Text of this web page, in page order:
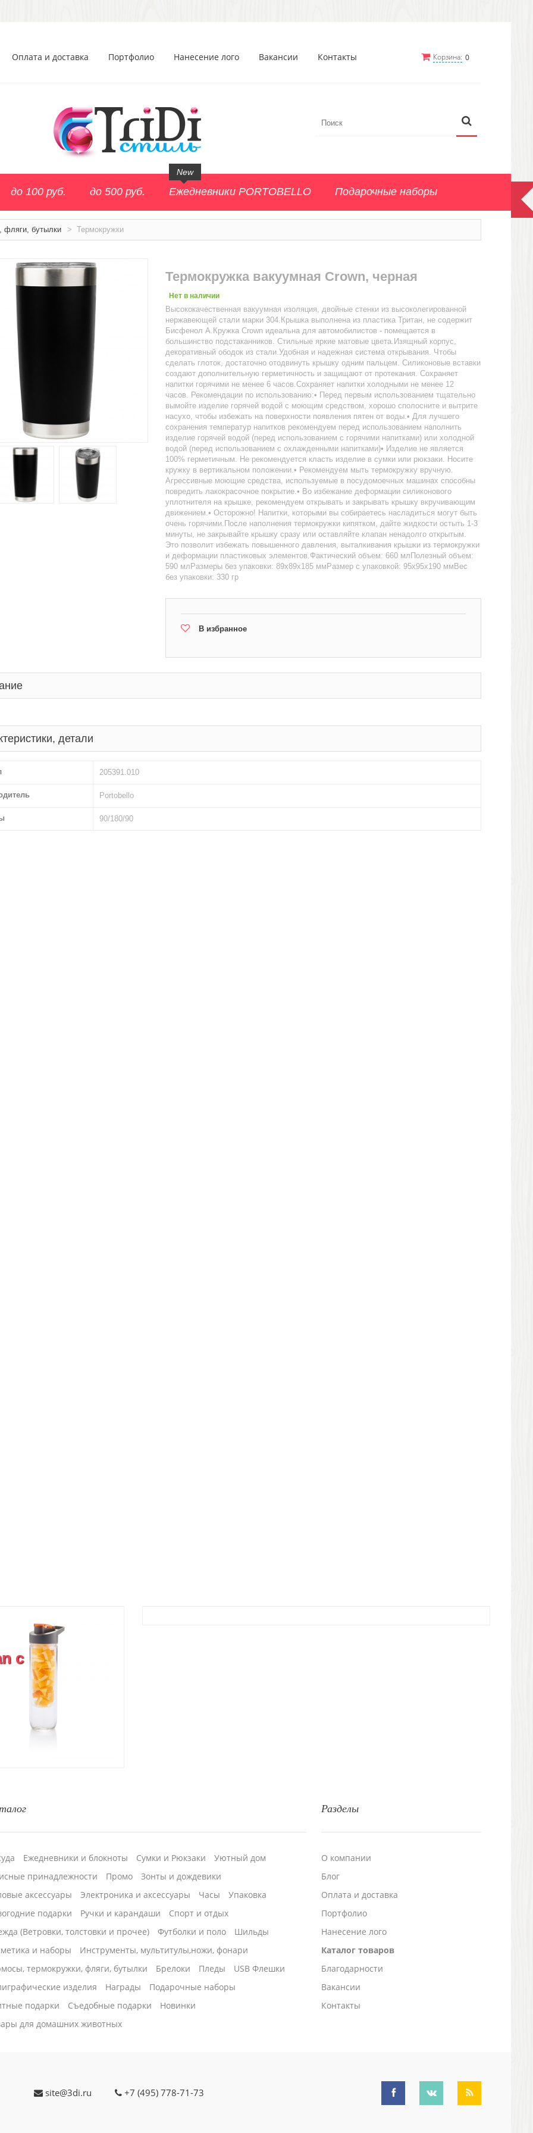
Корзина: 0
Оплата и доставка Портфолио Нанесение лого Вакансии Контакты
до 100 руб. до 500 руб. Ежедневники PORTOBELLO
New
Подарочные наборы
фляги, бутылки > Термокружки
Термокружка вакуумная Crown, черная
Нет в наличии
Высококачественная вакуумная изоляция, двойные стенки из высоколегированной
нержавеющей стали марки 304.Крышка выполнена из пластика Тритан, не содержит
Бисфенол А.Кружка Crown идеальна для автомобилистов - помещается в
большинство подстаканников. Стильные яркие матовые цвета.Изящный корпус,
декоративный ободок из стали.Удобная и надежная система открывания. Чтобы
сделать глоток, достаточно отодвинуть крышку одним пальцем. Силиконовые вставки
создают дополнительную герметичность и защищают от протекания. Сохраняет
напитки горячими не менее 6 часов.Сохраняет напитки холодными не менее 12
часов. Рекомендации по использованию:• Перед первым использованием тщательно
вымойте изделие горячей водой с моющим средством, хорошо сполосните и вытрите
насухо, чтобы избежать на поверхности появления пятен от воды.• Для лучшего
сохранения температур напитков рекомендуем перед использованием наполнить
изделие горячей водой (перед использованием с горячими напитками) или холодной
водой (перед использованием с охлажденными напитками)• Изделие не является
100% герметичным. Не рекомендуется класть изделие в сумки или рюкзаки. Носите
кружку в вертикальном положении.• Рекомендуем мыть термокружку вручную.
Агрессивные моющие средства, используемые в посудомоечных машинах способны
повредить лакокрасочное покрытие.• Во избежание деформации силиконового
уплотнителя на крышке, рекомендуем открывать и закрывать крышку вкручивающим
движением.• Осторожно! Напитки, которыми вы собираетесь насладиться могут быть
очень горячими.После наполнения термокружки кипятком, дайте жидкости остыть 1-3
минуты, не закрывайте крышку сразу или оставляйте клапан ненадолго открытым.
Это позволит избежать повышенного давления, выталкивания крышки из термокружки
и деформации пластиковых элементов.Фактический объем: 660 млПолезный объем:
590 млРазмеры без упаковки: 89х89х185 ммРазмер с упаковкой: 95х95х190 ммВес
без упаковки: 330 гр
В избранное
детали
205391.010
Portobello
90/180/90
с
Разделы
О компании
Блог
Оплата и доставка
Портфолио
Нанесение лого
Каталог товаров
Благодарности
Вакансии
Контакты
Ежедневники и блокноты Сумки и Рюкзаки
Уютный дом
принадлежности
Промо
Зонты и дождевики
аксессуары
Электроника и аксессуары Часы
Упаковка
подарки
Ручки и карандаши
Спорт и отдых
(Ветровки, толстовки и прочее)
Футболки и поло
Шильды
и наборы
Инструменты, мультитулы,ножи, фонари
термокружки, фляги, бутылки
Брелоки Пледы
USB Флешки
изделия
Награды
Подарочные наборы
подарки
Cъедобные подарки
Новинки
для домашних животных
site@3di.ru +7 (495) 778-71-73